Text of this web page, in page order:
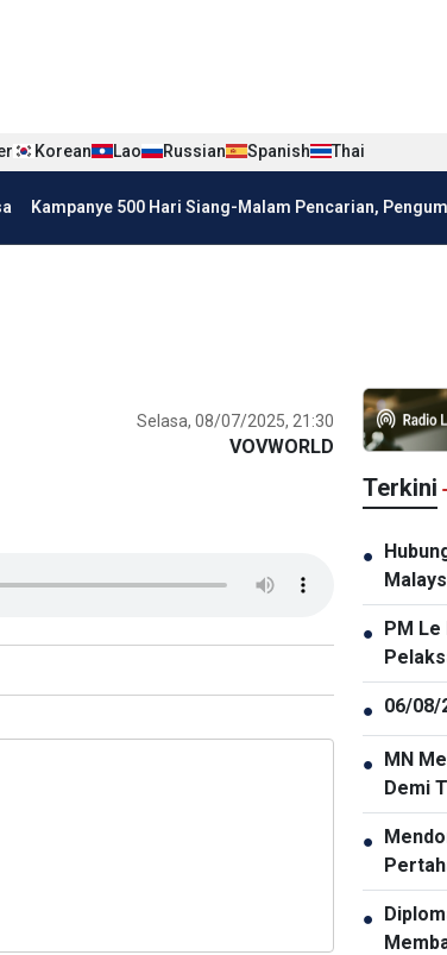
Korean Lao Russian Spanish Thai
Kampanye 500 Hari Siang-Malam Pencarian,
Selasa, 08/07/2025, 21:30
VOVWORLD
Terkini
●
● PM Le
● 06/08/
● MN
Demi
Digit
●
●